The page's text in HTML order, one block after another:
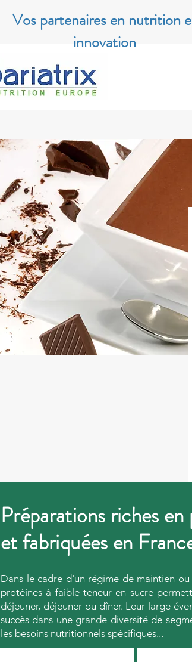
Vos partenaires en nutrition
innovation
Préparations riches
et fabriquées en
Dans le cadre d'un régime de maintien
protéines à faible teneur en sucre
déjeuner, déjeuner ou dîner. Leur large
succès dans une grande diversité de
les besoins nutritionnels spécifiques...